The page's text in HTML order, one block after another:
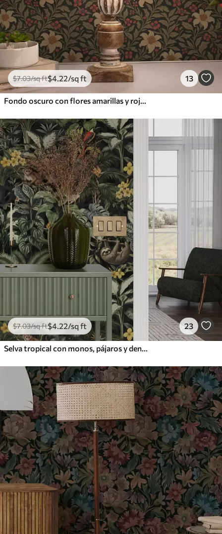
$7.03/sq ft$4.22/sq ft 13
Fondo oscuro con flores amarillas y rojas de estilo Art Nouveau
$7.03/sq ft$4.22/sq ft 23
Selva tropical con monos, pájaros y denso follaje